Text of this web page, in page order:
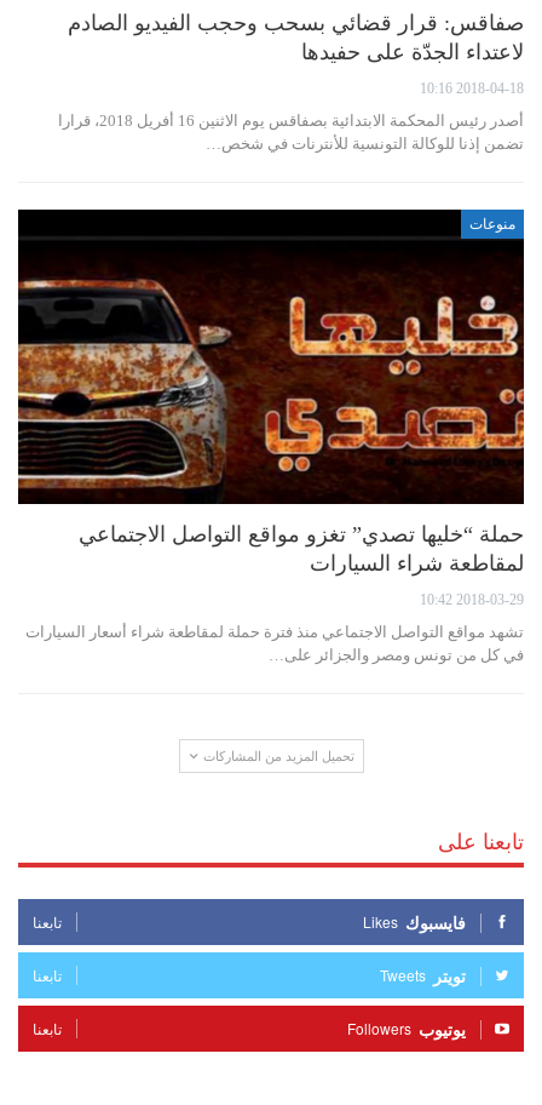
صفاقس: قرار قضائي بسحب وحجب الفيديو الصادم
لاعتداء الجدّة على حفيدها
2018-04-18 10:16
أصدر رئيس المحكمة الابتدائية بصفاقس يوم الاثنين 16 أفريل 2018، قرارا
تضمن إذنا للوكالة التونسية للأنترنات في شخص…
منوعات
حملة “خليها تصدي” تغزو مواقع التواصل الاجتماعي
لمقاطعة شراء السيارات
2018-03-29 10:42
تشهد مواقع التواصل الاجتماعي منذ فترة حملة لمقاطعة شراء أسعار السيارات
في كل من تونس ومصر والجزائر على…
تحميل المزيد من المشاركات
تابعنا على
فايسبوك Likes تابعنا
تويتر Tweets تابعنا
يوتيوب Followers تابعنا